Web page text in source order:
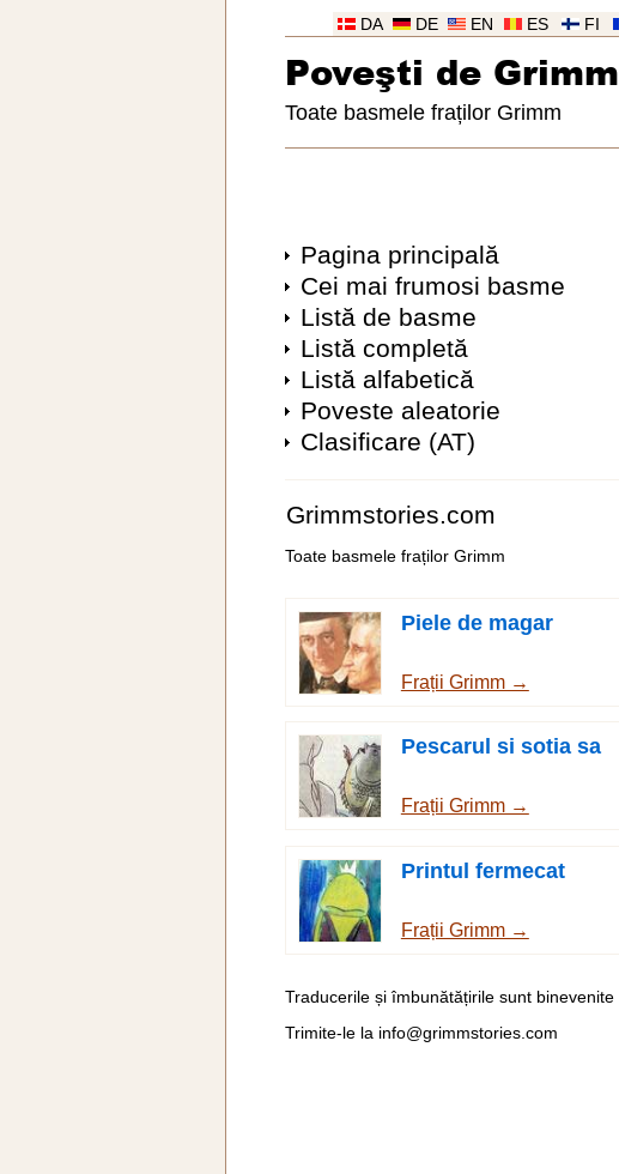
FI
ES
EN
DE
DA
Poveşti de Grimm
Toate basmele fraților Grimm
Pagina principală
Cei mai frumosi basme
Listă de basme
Listă completă
Listă alfabetică
Poveste aleatorie
Clasificare (AT)
Grimmstories.com
Toate basmele fraților Grimm
Piele de magar
Frații Grimm →
Pescarul si sotia sa
Frații Grimm →
Printul fermecat
Frații Grimm →
Traducerile și îmbunătățirile sunt binevenite
Trimite-le la info@grimmstories.com